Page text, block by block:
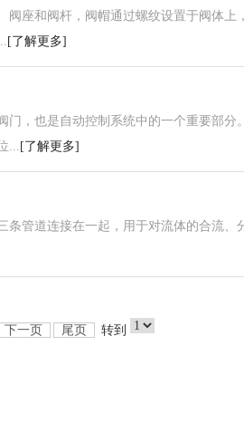
和阀杆，阀帽通过螺纹设置于阀体上
[了解更多]
，也是自动控制系统中的一个重要部分
... [了解更多]
道连接在一起，用于对流体的合流、
下一页 尾页 转到